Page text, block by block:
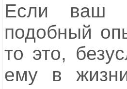
Если ваш
подобный
то это,
ему в